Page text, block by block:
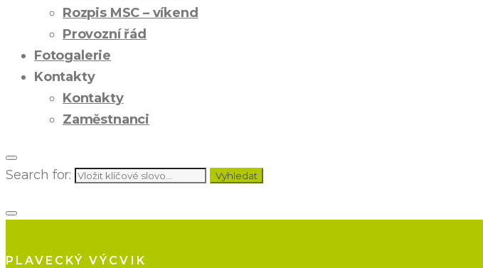
Rozpis MSC – víkend
Provozní řád
Fotogalerie
Kontakty
Kontakty
Zaměstnanci
Search for: Vyhledat
PLAVECKÝ VÝCVIK